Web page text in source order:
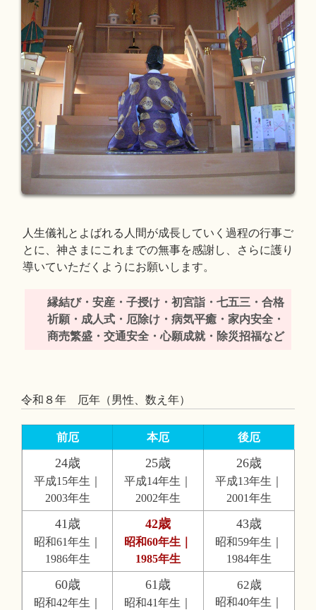
人生儀礼とよばれる人間が成長していく過程の行事ご
とに、神さまにこれまでの無事を感謝し、さらに護り
導いていただくようにお願いします。
縁結び・安産・子授け・初宮詣・七五三・合格
祈願・成人式・厄除け・病気平癒・家内安全・
商売繁盛・交通安全・心願成就・除災招福など
令和８年 厄年（男性、数え年）
前厄 本厄 後厄
24歳
平成15年生｜
2003年生
25歳
平成14年生｜
2002年生
26歳
平成13年生｜
2001年生
41歳
昭和61年生｜
1986年生
42歳
昭和60年生｜
1985年生
43歳
昭和59年生｜
1984年生
60歳
昭和42年生｜
61歳
昭和41年生｜
62歳
昭和40年生｜